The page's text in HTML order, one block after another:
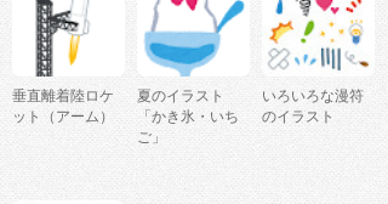
垂直離着陸ロケ
ット（アーム）
夏のイラスト
「かき氷・いち
ご」
いろいろな漫符
のイラスト